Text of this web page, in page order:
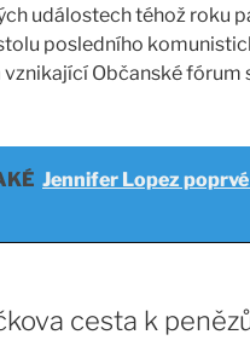
událostech téhož roku
posledního
Občanské fórum
Jennifer Lopez
cesta k